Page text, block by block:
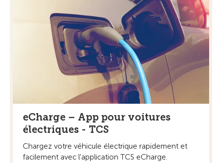
eCharge – App pour voitures
électriques - TCS
Chargez votre véhicule électrique rapidement et
facilement avec l'application TCS eCharge.